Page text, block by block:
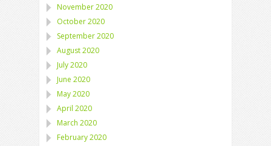
November 2020
October 2020
September 2020
August 2020
July 2020
June 2020
May 2020
April 2020
March 2020
February 2020